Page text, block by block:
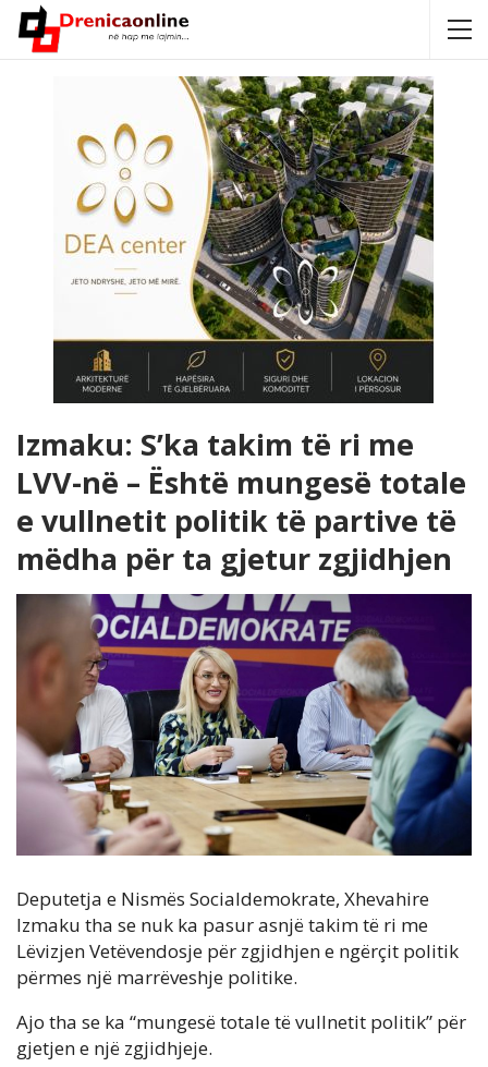
Izmaku: S’ka takim të ri me
LVV-në – Është mungesë totale
e vullnetit politik të partive të
mëdha për ta gjetur zgjidhjen
Deputetja e Nismës Socialdemokrate, Xhevahire
Izmaku tha se nuk ka pasur asnjë takim të ri me
Lëvizjen Vetëvendosje për zgjidhjen e ngërçit politik
përmes një marrëveshje politike.
Ajo tha se ka “mungesë totale të vullnetit politik” për
gjetjen e një zgjidhjeje.